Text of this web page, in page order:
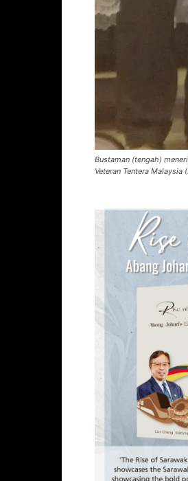
Bustaman (tengah)
Veteran Tentera Malaysia